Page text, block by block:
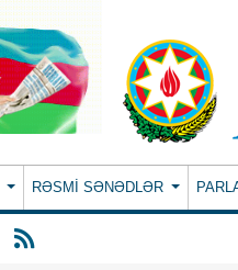
RƏSMI SƏNƏDLƏR